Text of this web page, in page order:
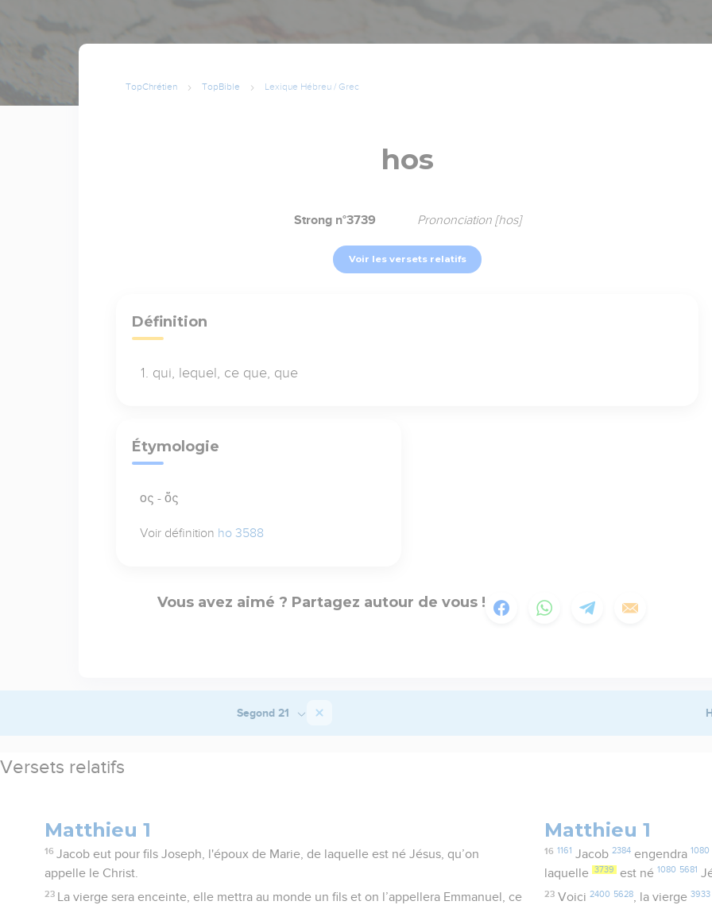
TopChrétien TopBible Lexique Hébreu / Grec
hos
Strong n°3739 Prononciation [hos]
Voir les versets relatifs
Définition
qui, lequel, ce que, que
Étymologie
ος - ὅς
Voir définition ho 3588
Vous avez aimé ? Partagez autour de vous !
Segond 21
Versets relatifs
Matthieu 1
16 Jacob eut pour fils Joseph, l'époux de Marie, de laquelle est né Jésus, qu’on
appelle le Christ.
23
La vierge sera enceinte, elle mettra au monde un fils et on l’appellera Emmanuel, ce
Matthieu 1
16 1161 Jacob 2384engendra 1080
laquelle 3739 est né 1080 5681
23 Voici 2400 5628, la vierge 3933